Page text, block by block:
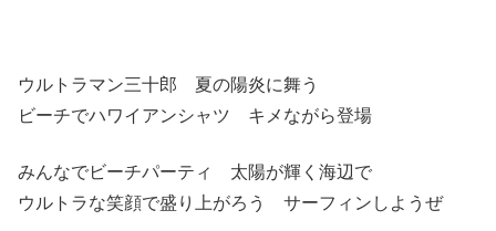
ウルトラマン三十郎 夏の陽炎に舞う
ビーチでハワイアンシャツ キメながら登場
みんなでビーチパーティ 太陽が輝く海辺で
ウルトラな笑顔で盛り上がろう サーフィンしようぜ